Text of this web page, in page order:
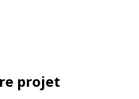
projet